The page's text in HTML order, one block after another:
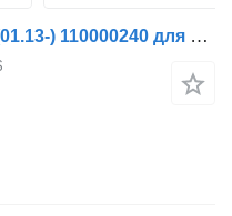
Электропроводка Volvo FE (01.13-) 110000240 для тягача Volvo FL, FE (2013-)